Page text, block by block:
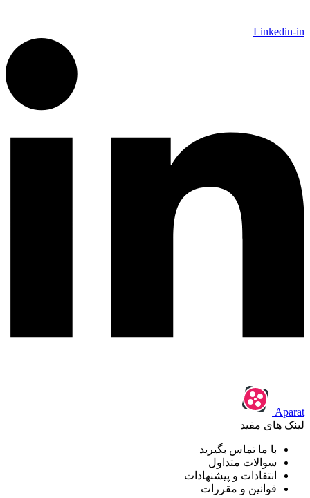
Linkedin-in
Aparat
لینک های مفید
با ما تماس بگیرید
سوالات متداول
انتقادات و پیشنهادات
قوانین و مقررات